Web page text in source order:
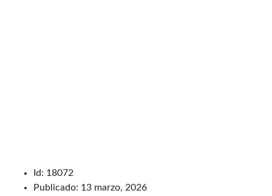
Id: 18072
Publicado: 13 marzo, 2026